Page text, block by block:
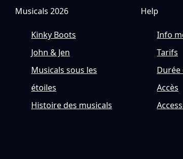
Musicals 2026
Kinky Boots
John & Jen
Musicals sous les
étoiles
Histoire des musicals
Help
Info
Tarifs
Durée
Accès